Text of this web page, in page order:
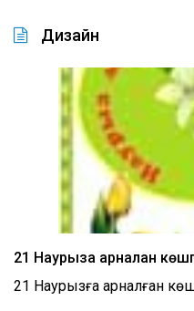
Дизайн
21 Наурызға арналған
21 Наурызға арналған